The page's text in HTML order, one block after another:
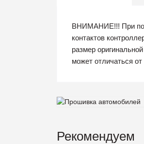
ВНИМАНИЕ!!! При
контактов
размер
может отличаться
Рекомендуем